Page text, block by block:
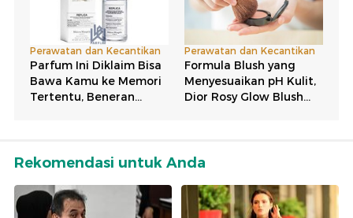
Rekomendasi untuk Anda